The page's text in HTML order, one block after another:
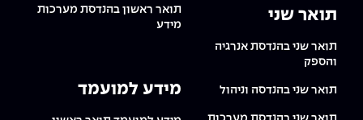
תואר שני
תואר שני בהנדסת אנרגיה
והספק
תואר שני בהנדסה וניהול
תואר ראשון בהנדסת מערכות
מידע
מידע למועמד